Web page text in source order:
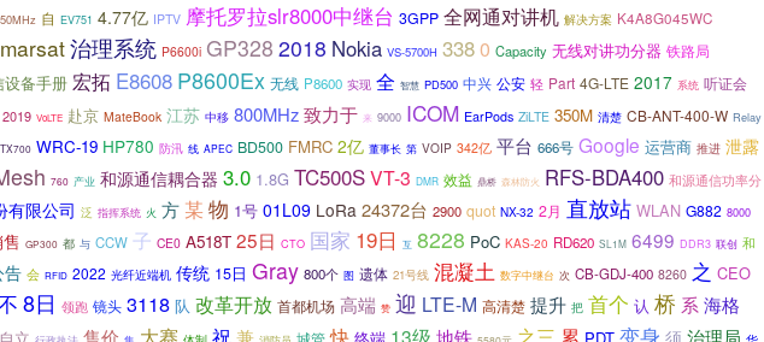
自 EV751 4.77亿 IPTV 摩托罗拉slr8000中继台 3GPP 全网通对讲机 解决方案 K4A8G045WC
治理系统 P6600i GP328 2018 Nokia VS-5700H 3380 Capacity 无线对讲功分器 铁路局
备手册 宏拓 E8608 P8600Ex 无线 P8600 实现 全 智慧 PD500 中兴 公安 轻 Part 4G-LTE 2017 系统 听证会
2019 VoLTE 赴京 MateBook 江苏 中移 800MHz致力于 来 9000 ICOM EarPods ZiLTE 350M 清楚 CB-ANT-400-W Relay
WRC-19 HP780 防汛 线 APEC BD500 FMRC 2亿 董事长 第 VOIP 342亿 平台 666号 Google 运营商 推进 泄露
760 产业 和源通信耦合器 3.0 1.8G TC500SVT-3 DMR 效益 鼎桥 森林防火 RFS-BDA400 和源通信功率分
有限公司 泛 指挥系统 火 方 某物 1号 01L09 LoRa 24372台 2900 quot NX-32 2月 直放站 WLAN G882 8000
GP300 都 与 CCW 子 CE0 A518T 25日 CTO 国家 19日 互 8228 PoC KAS-20 RD620 SL1M 6499 DDR3 联创 和
告 会 RFID 2022 光纤近端机 传统 15日 Gray 800个 图 遗体 21号线 混凝土 数字中继台 次 CB-GDJ-400 8260 之 CEO
8日 领跑 镜头 3118 队 改革开放 首都机场 高端 赞 迎 LTE-M 高清楚 提升 把 首个 认 桥 系 海格
售价 大赛 兼 快 13级 地铁 累 变身 须 治理局